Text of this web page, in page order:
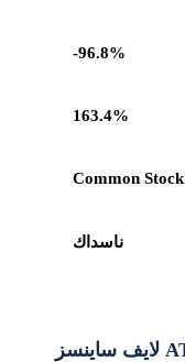
-96.8%
163.4%
Common Stock
ناسداك